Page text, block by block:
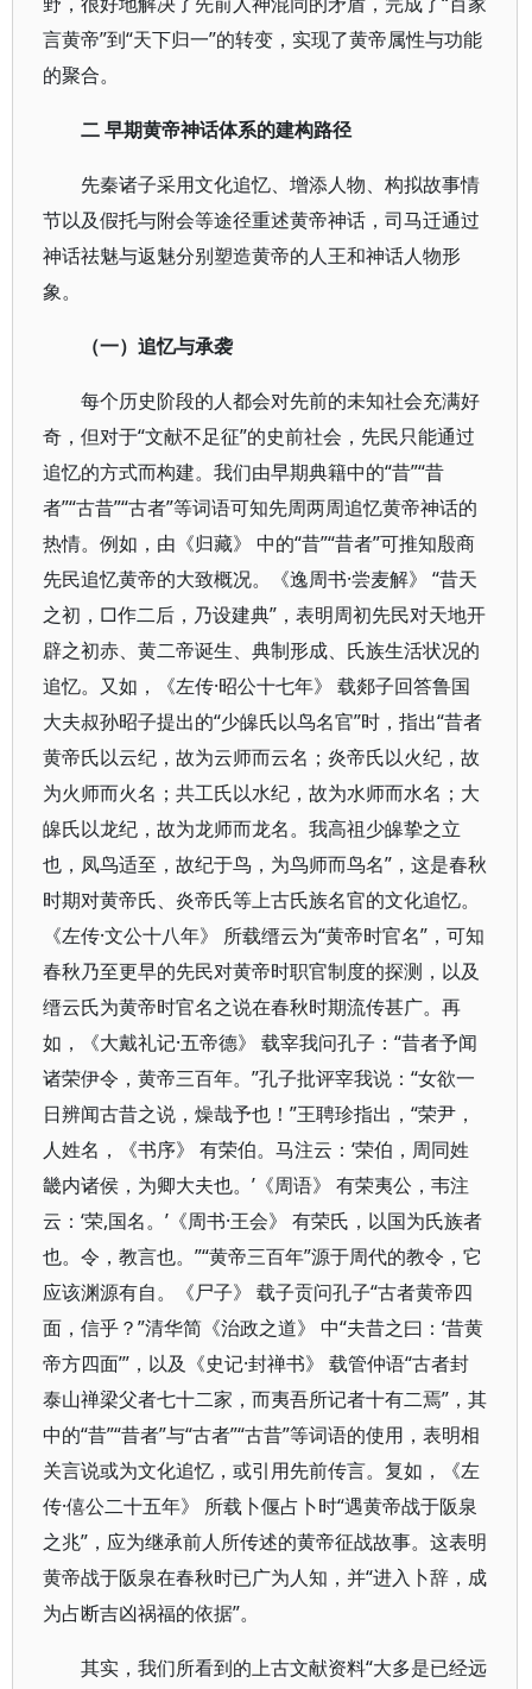
言黄帝”到“天下归一”的转变，实现了黄帝属性与功能
的聚合。
二早期黄帝神话体系的建构路径
先秦诸子采用文化追忆、增添人物、构拟故事情
节以及假托与附会等途径重述黄帝神话，司马迁通过
神话祛魅与返魅分别塑造黄帝的人王和神话人物形
象。
（一）追忆与承袭
每个历史阶段的人都会对先前的未知社会充满好
奇，但对于“文献不足征”的史前社会，先民只能通过
追忆的方式而构建。我们由早期典籍中的“昔”“昔
者”“古昔”“古者”等词语可知先周两周追忆黄帝神话的
热情。例如，由《归藏》 中的“昔”“昔者”可推知殷商
先民追忆黄帝的大致概况。《逸周书·尝麦解》 “昔天
之初，□作二后，乃设建典”，表明周初先民对天地开
辟之初赤、黄二帝诞生、典制形成、氏族生活状况的
追忆。又如，《左传·昭公十七年》 载郯子回答鲁国
大夫叔孙昭子提出的“少皞氏以鸟名官”时，指出“昔者
黄帝氏以云纪，故为云师而云名；炎帝氏以火纪，故
为火师而火名；共工氏以水纪，故为水师而水名；大
皞氏以龙纪，故为龙师而龙名。我高祖少皞挚之立
也，凤鸟适至，故纪于鸟，为鸟师而鸟名”，这是春秋
时期对黄帝氏、炎帝氏等上古氏族名官的文化追忆。
《左传·文公十八年》 所载缙云为“黄帝时官名”，可知
春秋乃至更早的先民对黄帝时职官制度的探测，以及
缙云氏为黄帝时官名之说在春秋时期流传甚广。再
如，《大戴礼记·五帝德》 载宰我问孔子：“昔者予闻
诸荣伊令，黄帝三百年。”孔子批评宰我说：“女欲一
日辨闻古昔之说，燥哉予也！”王聘珍指出，“荣尹，
人姓名，《书序》 有荣伯。马注云：‘荣伯，周同姓
畿内诸侯，为卿大夫也。’《周语》 有荣夷公，韦注
云：‘荣,国名。’《周书·王会》 有荣氏，以国为氏族者
也。令，教言也。”“黄帝三百年”源于周代的教令，它
应该渊源有自。《尸子》 载子贡问孔子“古者黄帝四
面，信乎？”清华简《治政之道》 中“夫昔之曰：‘昔黄
帝方四面’”，以及《史记·封禅书》 载管仲语“古者封
泰山禅梁父者七十二家，而夷吾所记者十有二焉”，其
中的“昔”“昔者”与“古者”“古昔”等词语的使用，表明相
关言说或为文化追忆，或引用先前传言。复如，《左
传·僖公二十五年》 所载卜偃占卜时“遇黄帝战于阪泉
之兆”，应为继承前人所传述的黄帝征战故事。这表明
黄帝战于阪泉在春秋时已广为人知，并“进入卜辞，成
为占断吉凶祸福的依据”。
其实，我们所看到的上古文献资料“大多是已经远